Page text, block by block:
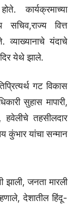
कार्यक्रमाच्या
सचिव,राज्य वित्त
व्याख्यानाचे यंदाचे
येथे झाले.
गट विकास
सुहास मापारी,
हवेलीचे तहसीलदार
कुंभार यांचा सन्मान
जनता मारली
देशातील हिंदू-